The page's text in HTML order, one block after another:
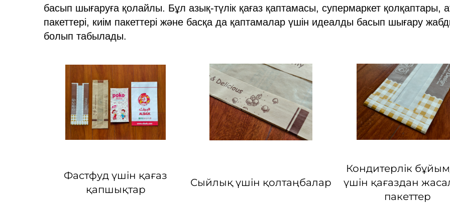
басып шығаруға қолайлы. Бұл азық-түлік қағаз қаптамасы, супермаркет қолқаптары,
пакеттері, киім пакеттері және басқа да қаптамалар үшін идеалды басып шығару
болып табылады.
Фастфуд үшін қағаз
қапшықтар
Сыйлық үшін қолтаңбалар
Кондитерлік
үшін қағаздан
пакеттер